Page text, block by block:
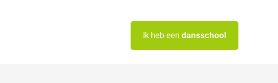
Ik heb een dansschool